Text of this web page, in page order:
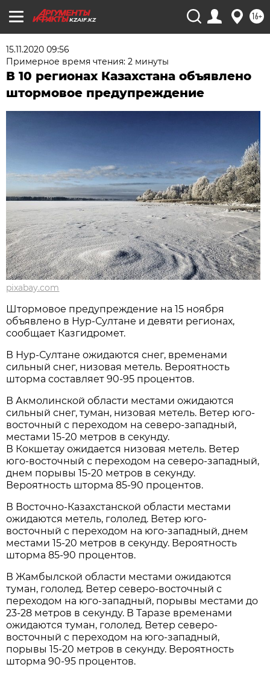
KZAIF.KZ 16+
15.11.2020 09:56
Примерное время чтения: 2 минуты
В 10 регионах Казахстана объявлено
штормовое предупреждение
pixabay.com
Штормовое предупреждение на 15 ноября
объявлено в Нур-Султане и девяти регионах,
сообщает Казгидромет.
В Нур-Султане ожидаются снег, временами
сильный снег, низовая метель. Вероятность
шторма составляет 90-95 процентов.
В Акмолинской области местами ожидаются
сильный снег, туман, низовая метель. Ветер юго-
восточный с переходом на северо-западный,
местами 15-20 метров в секунду.
В Кокшетау ожидается низовая метель. Ветер
юго-восточный с переходом на северо-западный,
днем порывы 15-20 метров в секунду.
Вероятность шторма 85-90 процентов.
В Восточно-Казахстанской области местами
ожидаются метель, гололед. Ветер юго-
восточный с переходом на юго-западный, днем
местами 15-20 метров в секунду. Вероятность
шторма 85-90 процентов.
В Жамбылской области местами ожидаются
туман, гололед. Ветер северо-восточный с
переходом на юго-западный, порывы местами до
23-28 метров в секунду. В Таразе временами
ожидаются туман, гололед. Ветер северо-
восточный с переходом на юго-западный,
порывы 15-20 метров в секунду. Вероятность
шторма 90-95 процентов.